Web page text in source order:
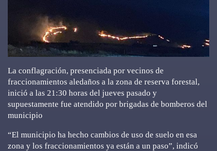
La conflagración, presenciada por vecinos de
fraccionamientos aledaños a la zona de reserva forestal,
inició a las 21:30 horas del jueves pasado y
supuestamente fue atendido por brigadas de bomberos del
municipio
“El municipio ha hecho cambios de uso de suelo en esa
zona y los fraccionamientos ya están a un paso”, indicó